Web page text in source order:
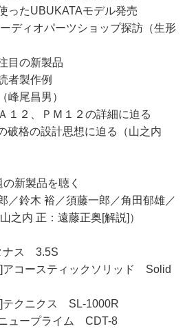
ったUBUKATAモデル発売
ディオパーツショップ探訪（生形
目の新製品
者製作例
尾昌男）
１２、ＰＭ１２の詳細に迫る
格の設計思想に迫る（山之内
新製品を聴く
／鈴木 裕／須藤一郎／角田郁雄／
之内 正：遠藤正奥[解説]）
ナス 3.5S
アコースティックソリッド Solid
]テクニクス SL-1000R
ュープライム CDT-8